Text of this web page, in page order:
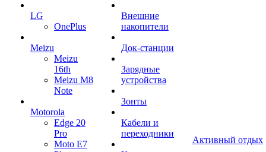
LG
OnePlus
Meizu
Meizu
16th
Meizu M8
Note
Motorola
Edge 20
Pro
Moto E7
Внешние
накопители
Док-станции
Зарядные
устройства
Зонты
Кабели и
переходники
Активный отдых